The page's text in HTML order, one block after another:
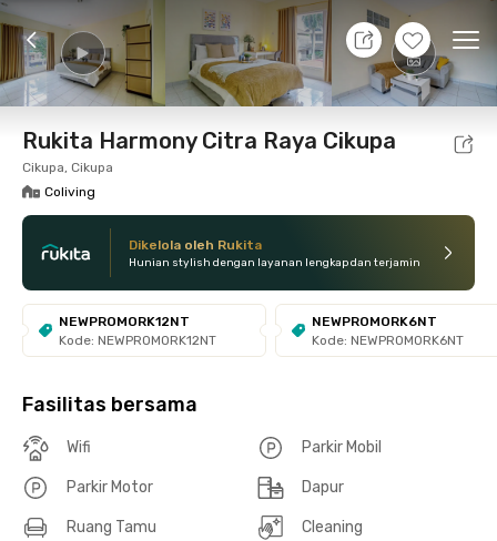
+4
8 Agt 26 - Belum tahu
Foto Fasilitas bersama Lokasi Kamar
Rukita Harmony Citra Raya Cikupa
Cikupa, Cikupa
Coliving
Dikelola oleh Rukita
Hunian stylish dengan layanan lengkap dan terjamin
NEWPROMORK12NT
Kode: NEWPROMORK12NT
NEWPROMORK6NT
Kode: NEWPROMORK6NT
Fasilitas bersama
Wifi Parkir Mobil
Parkir Motor Dapur
Ruang Tamu Cleaning